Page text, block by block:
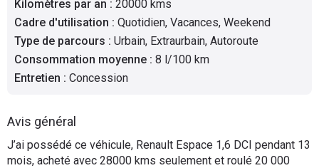
Services
Forum
Marques
Kilomètres par an : 20000 kms
Cadre d'utilisation : Quotidien, Vacances, Weekend
Type de parcours : Urbain, Extraurbain, Autoroute
Consommation moyenne : 8 l/100 km
Entretien : Concession
Avis général
J’ai possédé ce véhicule, Renault Espace 1,6 DCI pendant 13
mois, acheté avec 28000 kms seulement et roulé 20 000